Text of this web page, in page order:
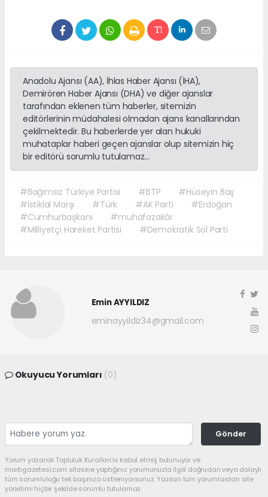
Anadolu Ajansı (AA), İhlas Haber Ajansı (İHA),
Demirören Haber Ajansı (DHA) ve diğer ajanslar
tarafından eklenen tüm haberler, sitemizin
editörlerinin müdahalesi olmadan ajans kanallarından
çekilmektedir. Bu haberlerde yer alan hukuki
muhataplar haberi geçen ajanslar olup sitemizin hiç
bir editörü sorumlu tutulamaz...
#Bağımsız Türkiye Partisi #BTP
#Hüseyin Baş
#İstiklal Marşı
#Türk #AK Parti
#Erdoğan
#Cumhurbaşkanı
#muhafazakâr
#Milliyetçi Hareket Partisi
#Demokratik Sol Parti
Emin AYYILDIZ
eminayyildiz34@gmail.com
Okuyucu Yorumları (0)
Gönder
Yorum yazarak Topluluk Kuralları’nı kabul etmiş bulunuyor ve
martigazetesi.com sitesine yaptığınız yorumunuzla ilgili doğrudan veya dolaylı
tüm sorumluluğu tek başınıza üstleniyorsunuz. Yazılan tüm yorumlardan site
yönetimi hiçbir şekilde sorumlu tutulamaz.